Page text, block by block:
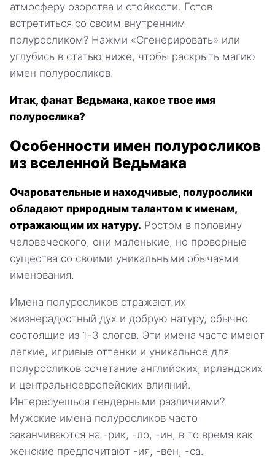
атмосферу озорства и стойкости. Готов
встретиться со своим внутренним
полуросликом? Нажми «Сгенерировать» или
углубись в статью ниже, чтобы раскрыть магию
имен полуросликов.
Итак, фанат Ведьмака, какое твое имя
полурослика?
Особенности имен полуросликов
из вселенной Ведьмака
Очаровательные и находчивые, полурослики
обладают природным талантом к именам,
отражающим их натуру. Ростом в половину
человеческого, они маленькие, но проворные
существа со своими уникальными обычаями
именования.
Имена полуросликов отражают их
жизнерадостный дух и добрую натуру, обычно
состоящие из 1-3 слогов. Эти имена часто имеют
легкие, игривые оттенки и уникальное для
полуросликов сочетание английских, ирландских
и центральноевропейских влияний.
Интересуешься гендерными различиями?
Мужские имена полуросликов часто
заканчиваются на -рик, -ло, -ин, в то время как
женские предпочитают -ия, -вен, -са.